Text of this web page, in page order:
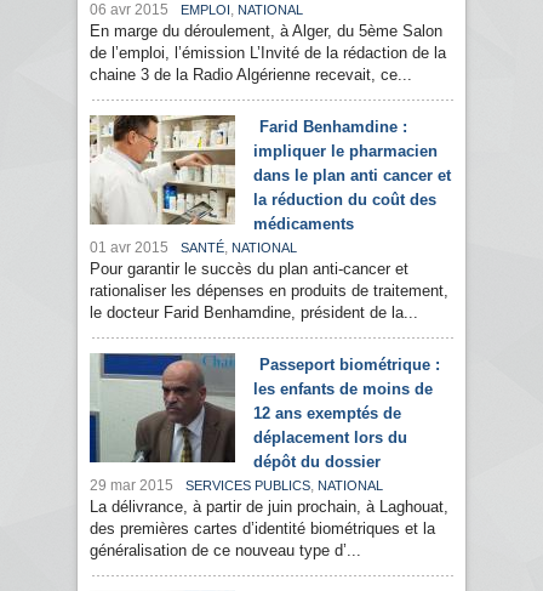
06 avr 2015 EMPLOI , NATIONAL
En marge du déroulement, à Alger, du 5ème Salon
de l’emploi, l’émission L’Invité de la rédaction de la
chaine 3 de la Radio Algérienne recevait, ce...
Farid Benhamdine :
impliquer le pharmacien
dans le plan anti cancer et
la réduction du coût des
médicaments
01 avr 2015 SANTÉ, NATIONAL
Pour garantir le succès du plan anti-cancer et
rationaliser les dépenses en produits de traitement,
le docteur Farid Benhamdine, président de la...
Passeport biométrique :
les enfants de moins de
12 ans exemptés de
déplacement lors du
dépôt du dossier
29 mar 2015 SERVICES PUBLICS, NATIONAL
La délivrance, à partir de juin prochain, à Laghouat,
des premières cartes d’identité biométriques et la
généralisation de ce nouveau type d’...